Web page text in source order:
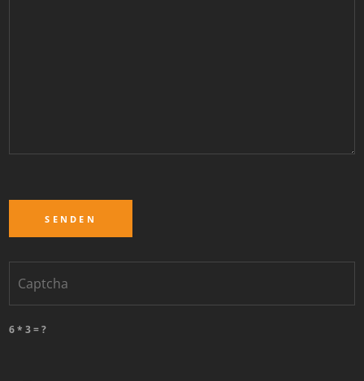
6 * 3 = ?